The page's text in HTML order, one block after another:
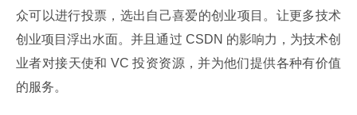
众可以进行投票，选出自己喜爱的创业项目。让更多技术
创业项目浮出水面。并且通过 CSDN 的影响力，为技术创
业者对接天使和 VC 投资资源，并为他们提供各种有价值
的服务。